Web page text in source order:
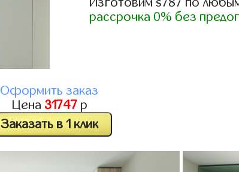
рассрочка 0% без
Оформить заказ
Цена 31747р
Заказать в 1 клик